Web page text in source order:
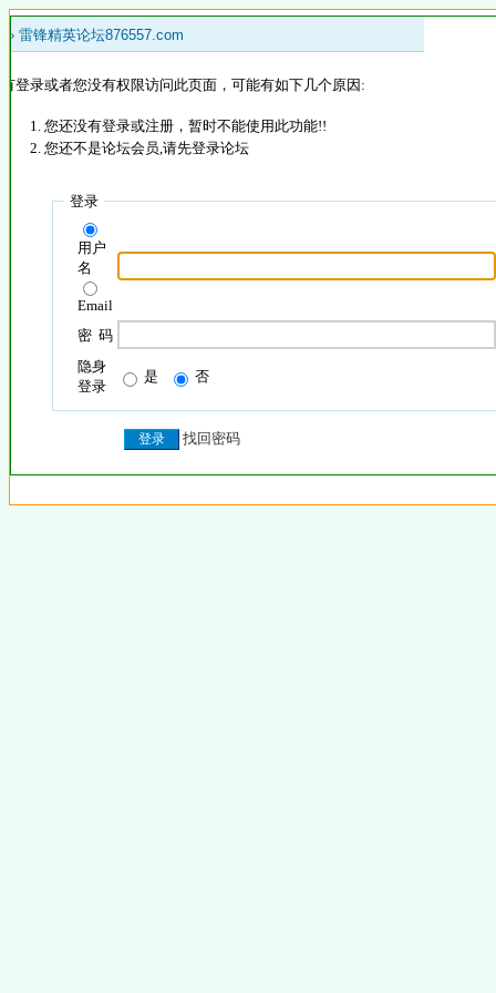
» 雷锋精英论坛876557.com
登录或者您没有权限访问此页面，可能有如下几个原因:
您还没有登录或注册，暂时不能使用此功能!!
您还不是论坛会员,请先登录论坛
登录
用户
名
Email
密 码
隐身
登录
是 否
找回密码